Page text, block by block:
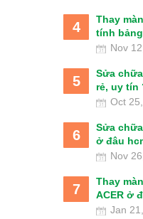
4
Thay
tính
Nov
5
Sửa
rẻ, uy tín
Oct
6
Sửa
ở đâu
Nov
7
Thay
ACER ở
Jan